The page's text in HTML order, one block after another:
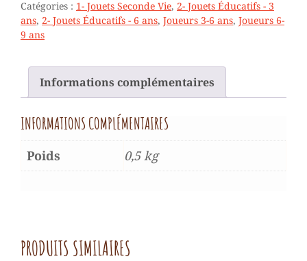
ANS
Catégories : 1- Jouets Seconde Vie, 2- Jouets Éducatifs - 3
ans, 2- Jouets Éducatifs - 6 ans, Joueurs 3-6 ans, Joueurs 6-
9 ans
Informations complémentaires
INFORMATIONS COMPLÉMENTAIRES
Poids 0,5 kg
PRODUITS SIMILAIRES